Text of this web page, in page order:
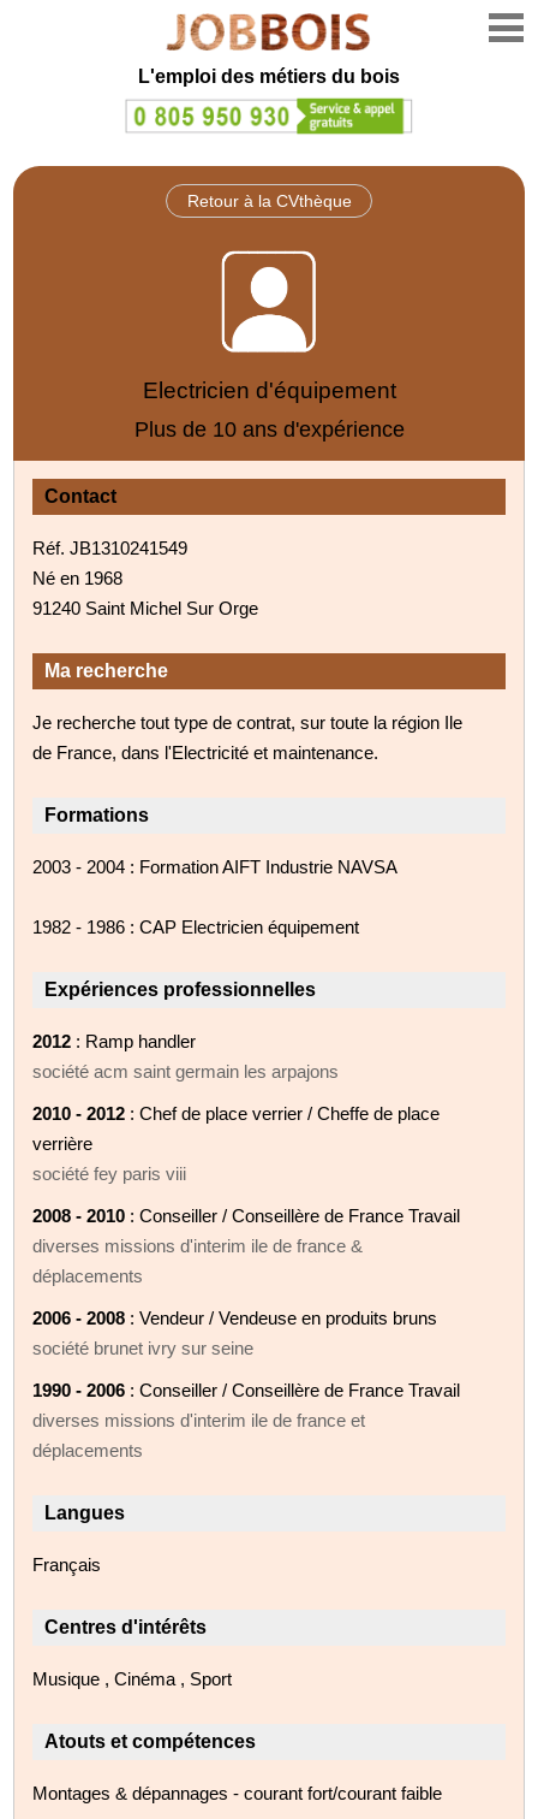
L'emploi des métiers du bois
Retour à la CVthèque
Electricien d'équipement
Plus de 10 ans d'expérience
Contact
Réf. JB1310241549
Né en 1968
91240 Saint Michel Sur Orge
Ma recherche
Je recherche tout type de contrat, sur toute la région Ile
de France, dans l'Electricité et maintenance.
Formations
2003 - 2004 : Formation AIFT Industrie NAVSA
1982 - 1986 : CAP Electricien équipement
Expériences professionnelles
2012 : Ramp handler
société acm saint germain les arpajons
2010 - 2012 : Chef de place verrier / Cheffe de place
verrière
société fey paris viii
2008 - 2010 : Conseiller / Conseillère de France Travail
diverses missions d'interim ile de france &
déplacements
2006 - 2008 : Vendeur / Vendeuse en produits bruns
société brunet ivry sur seine
1990 - 2006 : Conseiller / Conseillère de France Travail
diverses missions d'interim ile de france et
déplacements
Langues
Français
Centres d'intérêts
Musique , Cinéma , Sport
Atouts et compétences
Montages & dépannages - courant fort/courant faible